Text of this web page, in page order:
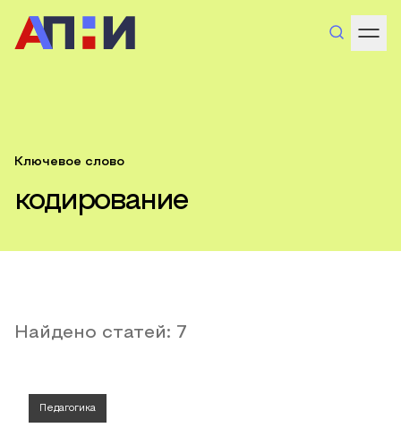
Ключевое слово
кодирование
Найдено статей: 7
Педагогика